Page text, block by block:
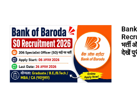
भर्ती
देखें